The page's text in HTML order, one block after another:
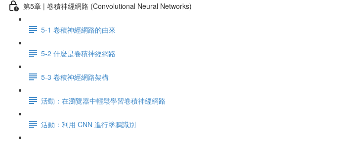
第5章 | 卷積神經網路 (Convolutional Neural Networks)
5-1 卷積神經網路的由來
5-2 什麼是卷積神經網路
5-3 卷積神經網路架構
活動：在瀏覽器中輕鬆學習卷積神經網路
活動：利用 CNN 進行塗鴉識別